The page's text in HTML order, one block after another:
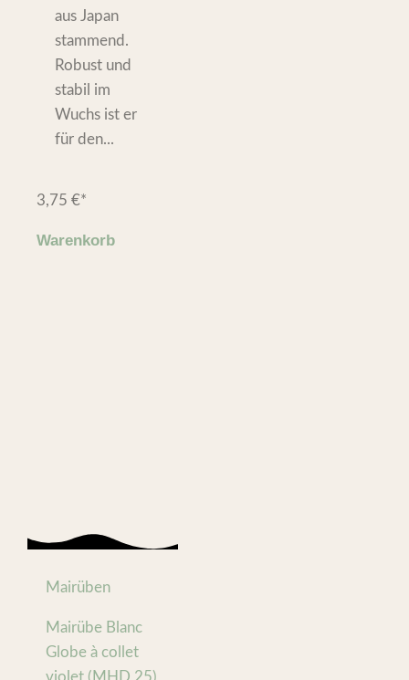
aus Japan
stammend.
Robust und
stabil im
Wuchs ist er
für den...
3,75 €*
Warenkorb
Mairüben
Mairübe Blanc
Globe à collet
violet (MHD 25)